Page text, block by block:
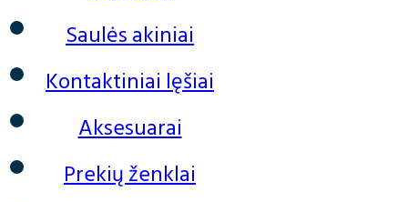
Saulės akiniai
Kontaktiniai lęšiai
Aksesuarai
Prekių ženklai